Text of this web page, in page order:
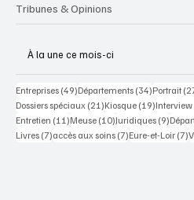
Tribunes & Opinions
À la une ce mois-ci
Entreprises (49)49 posts
Départements (34)34 posts
Portrait
Dossiers spéciaux (21)21 posts
Kiosque (19)19 posts
Interview
Entretien (11)11 posts
Meuse (10)10 posts
Juridiques (9)9
Livres (7)7 posts
accès aux soins (7)7 posts
Eure-et-Loir (7)